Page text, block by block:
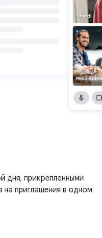
дня, прикрепленными
приглашения в одном